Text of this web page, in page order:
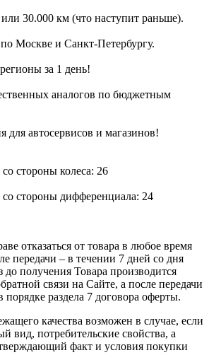
30.000 км (что наступит раньше).
по Москве и Санкт-Петербургу.
за 1 день!
аналогов по бюджетным
для автосервисов и магазинов!
стороны колеса: 26
стороны дифференциала: 24
отказаться от товара в любое время
передачи – в течении 7 дней со дня
до получения Товара производится
связи на Сайте, а после передачи
раздела 7 договора оферты.
качества возможен в случае, если
вид, потребительские свойства, а
факт и условия покупки